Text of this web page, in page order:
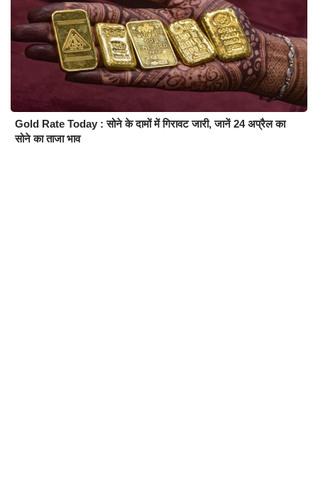
Gold Rate Today : सोने के दामों में गिरावट जारी, जानें 24 अप्रैल का
सोने का ताजा भाव